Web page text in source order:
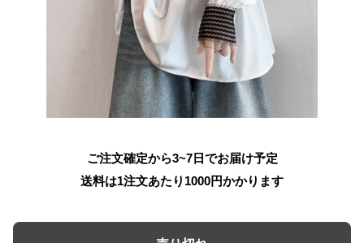
ご注文確定から3~7日でお届け予定
送料は1注文あたり 1000円かかります